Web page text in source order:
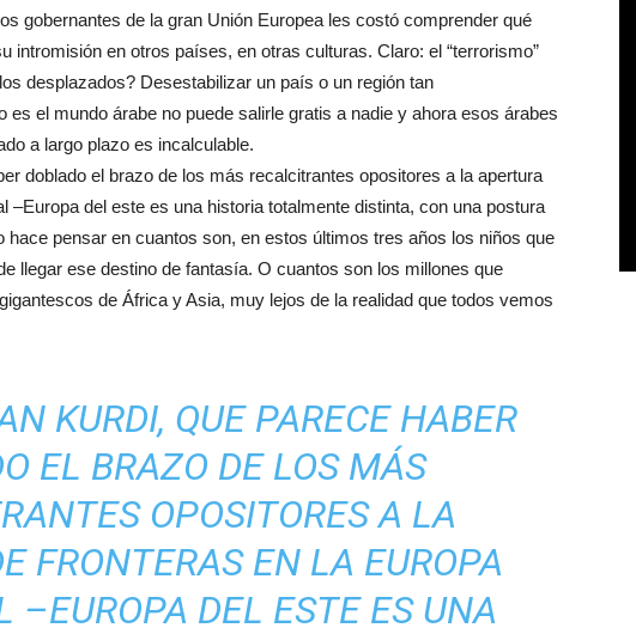
gobernantes de la gran Unión Europea les costó comprender qué
intromisión en otros países, en otras culturas. Claro: el “terrorismo”
desplazados? Desestabilizar un país o un región tan
el mundo árabe no puede salirle gratis a nadie y ahora esos árabes
a largo plazo es incalculable.
doblado el brazo de los más recalcitrantes opositores a la apertura
–Europa del este es una historia totalmente distinta, con una postura
hace pensar en cuantos son, en estos últimos tres años los niños que
llegar ese destino de fantasía. O cuantos son los millones que
de África y Asia, muy lejos de la realidad que todos vemos
KURDI, QUE PARECE HABER
EL BRAZO DE LOS MÁS
OPOSITORES A LA
FRONTERAS EN LA EUROPA
–EUROPA DEL ESTE ES UNA